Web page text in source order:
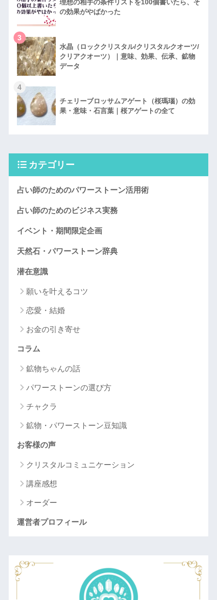
理想の相手の条件リストを100個書いたら、そ
の効果がやばかった
3
水晶（ロッククリスタル/クリスタルクオーツ/
クリアクオーツ）｜意味、効果、伝承、鉱物
データ
4
チェリーブロッサムアゲート（桜瑪瑙）の効
果・意味・石言葉｜桜アゲートの全て
カテゴリー
占い師のためのパワーストーン活用術
占い師のためのビジネス実務
イベント・期間限定企画
天然石・パワーストーン辞典
潜在意識
願いを叶えるコツ
恋愛・結婚
お金の引き寄せ
コラム
鉱物ちゃんの話
パワーストーンの選び方
チャクラ
鉱物・パワーストーン豆知識
お客様の声
クリスタルコミュニケーション
講座感想
オーダー
運営者プロフィール